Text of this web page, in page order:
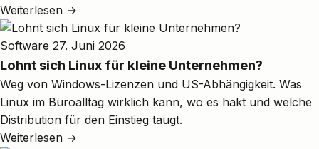
Weiterlesen →
Software 27. Juni 2026
Lohnt sich Linux für kleine Unternehmen?
Weg von Windows-Lizenzen und US-Abhängigkeit. Was
Linux im Büroalltag wirklich kann, wo es hakt und welche
Distribution für den Einstieg taugt.
Weiterlesen →